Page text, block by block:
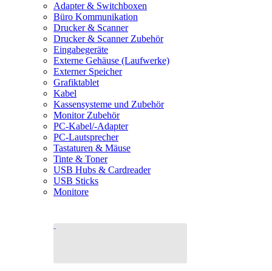
Adapter & Switchboxen
Büro Kommunikation
Drucker & Scanner
Drucker & Scanner Zubehör
Eingabegeräte
Externe Gehäuse (Laufwerke)
Externer Speicher
Grafiktablet
Kabel
Kassensysteme und Zubehör
Monitor Zubehör
PC-Kabel/-Adapter
PC-Lautsprecher
Tastaturen & Mäuse
Tinte & Toner
USB Hubs & Cardreader
USB Sticks
Monitore